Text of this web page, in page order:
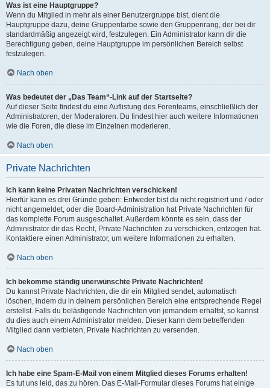
Was ist eine Hauptgruppe?
Wenn du Mitglied in mehr als einer Benutzergruppe bist, dient die
Hauptgruppe dazu, deine Gruppenfarbe sowie den Gruppenrang, der bei dir
standardmäßig angezeigt wird, festzulegen. Ein Administrator kann dir die
Berechtigung geben, deine Hauptgruppe im persönlichen Bereich selbst
festzulegen.
Nach oben
Was bedeutet der „Das Team“-Link auf der Startseite?
Auf dieser Seite findest du eine Auflistung des Forenteams, einschließlich der
Administratoren, der Moderatoren. Du findest hier auch weitere Informationen
wie die Foren, die diese im Einzelnen moderieren.
Nach oben
Private Nachrichten
Ich kann keine Privaten Nachrichten verschicken!
Hierfür kann es drei Gründe geben: Entweder bist du nicht registriert und / oder
nicht angemeldet, oder die Board-Administration hat Private Nachrichten für
das komplette Forum ausgeschaltet. Außerdem könnte es sein, dass der
Administrator dir das Recht, Private Nachrichten zu verschicken, entzogen hat.
Kontaktiere einen Administrator, um weitere Informationen zu erhalten.
Nach oben
Ich bekomme ständig unerwünschte Private Nachrichten!
Du kannst Private Nachrichten, die dir ein Mitglied sendet, automatisch
löschen, indem du in deinem persönlichen Bereich eine entsprechende Regel
erstellst. Falls du belästigende Nachrichten von jemandem erhältst, so kannst
du dies auch einem Administrator melden. Dieser kann dem betreffenden
Mitglied dann verbieten, Private Nachrichten zu versenden.
Nach oben
Ich habe eine Spam-E-Mail von einem Mitglied dieses Forums erhalten!
Es tut uns leid, das zu hören. Das E-Mail-Formular dieses Forums hat einige